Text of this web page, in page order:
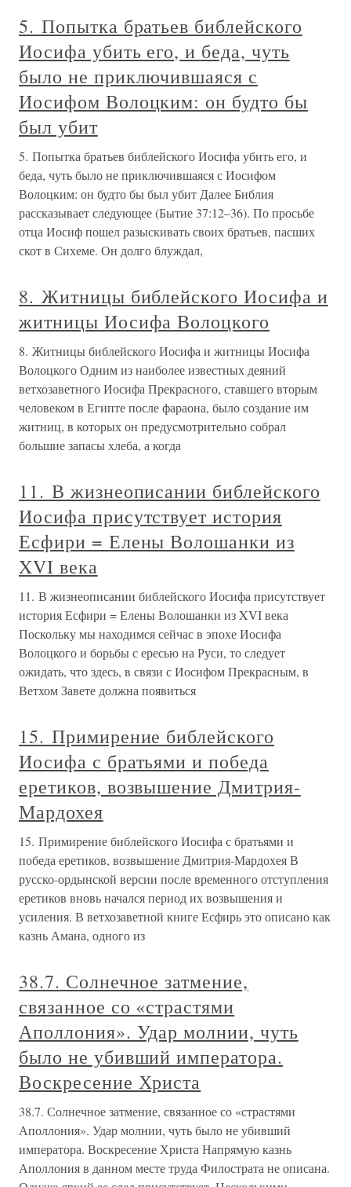
5. Попытка братьев библейского
Иосифа убить его, и беда, чуть
было не приключившаяся с
Иосифом Волоцким: он будто бы
был убит
5. Попытка братьев библейского Иосифа убить его, и
беда, чуть было не приключившаяся с Иосифом
Волоцким: он будто бы был убит Далее Библия
рассказывает следующее (Бытие 37:12–36). По просьбе
отца Иосиф пошел разыскивать своих братьев, пасших
скот в Сихеме. Он долго блуждал,
8. Житницы библейского Иосифа и
житницы Иосифа Волоцкого
8. Житницы библейского Иосифа и житницы Иосифа
Волоцкого Одним из наиболее известных деяний
ветхозаветного Иосифа Прекрасного, ставшего вторым
человеком в Египте после фараона, было создание им
житниц, в которых он предусмотрительно собрал
большие запасы хлеба, а когда
11. В жизнеописании библейского
Иосифа присутствует история
Есфири = Елены Волошанки из
XVI века
11. В жизнеописании библейского Иосифа присутствует
история Есфири = Елены Волошанки из XVI века
Поскольку мы находимся сейчас в эпохе Иосифа
Волоцкого и борьбы с ересью на Руси, то следует
ожидать, что здесь, в связи с Иосифом Прекрасным, в
Ветхом Завете должна появиться
15. Примирение библейского
Иосифа с братьями и победа
еретиков, возвышение Дмитрия-
Мардохея
15. Примирение библейского Иосифа с братьями и
победа еретиков, возвышение Дмитрия-Мардохея В
русско-ордынской версии после временного отступления
еретиков вновь начался период их возвышения и
усиления. В ветхозаветной книге Есфирь это описано как
казнь Амана, одного из
38.7. Солнечное затмение,
связанное со «страстями
Аполлония». Удар молнии, чуть
было не убивший императора.
Воскресение Христа
38.7. Солнечное затмение, связанное со «страстями
Аполлония». Удар молнии, чуть было не убивший
императора. Воскресение Христа Напрямую казнь
Аполлония в данном месте труда Филострата не описана.